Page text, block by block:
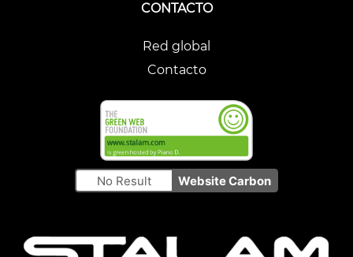
CONTACTO
Red global
Contacto
No Result Website Carbon